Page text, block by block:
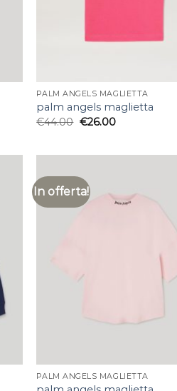
PALM ANGELS MAGLIETTA
palm angels maglietta
€44.00 €26.00
In offerta!
PALM ANGELS MAGLIETTA